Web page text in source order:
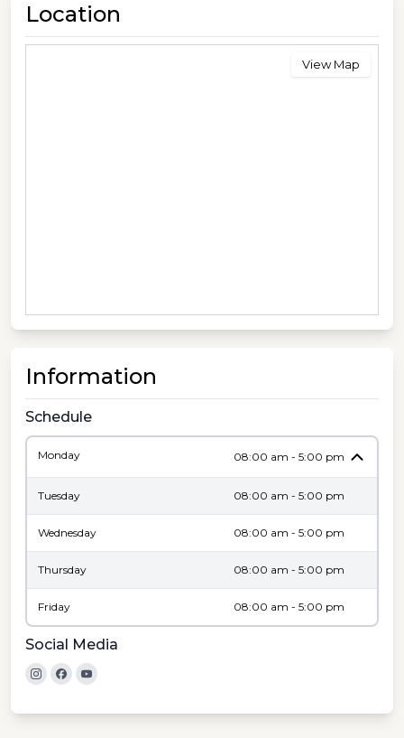
Location
View Map
Information
Schedule
Monday 08:00 am - 5:00 pm
Tuesday 08:00 am - 5:00 pm
Wednesday 08:00 am - 5:00 pm
Thursday 08:00 am - 5:00 pm
Friday 08:00 am - 5:00 pm
Social Media